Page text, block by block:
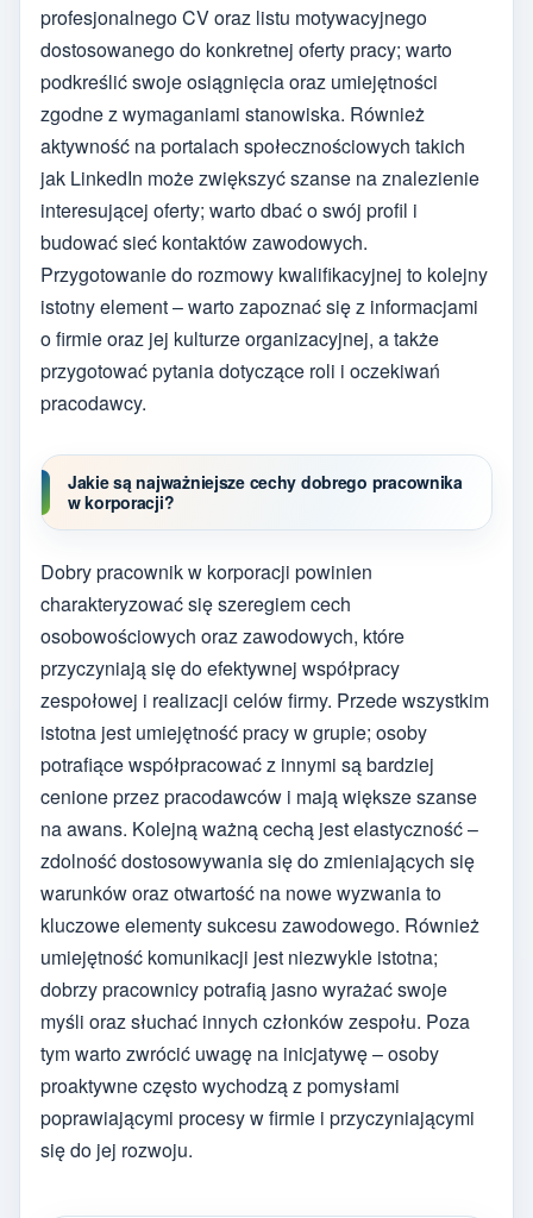
profesjonalnego CV oraz listu motywacyjnego
dostosowanego do konkretnej oferty pracy; warto
podkreślić swoje osiągnięcia oraz umiejętności
zgodne z wymaganiami stanowiska. Również
aktywność na portalach społecznościowych takich
jak LinkedIn może zwiększyć szanse na znalezienie
interesującej oferty; warto dbać o swój profil i
budować sieć kontaktów zawodowych.
Przygotowanie do rozmowy kwalifikacyjnej to kolejny
istotny element – warto zapoznać się z informacjami
o firmie oraz jej kulturze organizacyjnej, a także
przygotować pytania dotyczące roli i oczekiwań
pracodawcy.
Jakie są najważniejsze cechy dobrego pracownika
w korporacji?
Dobry pracownik w korporacji powinien
charakteryzować się szeregiem cech
osobowościowych oraz zawodowych, które
przyczyniają się do efektywnej współpracy
zespołowej i realizacji celów firmy. Przede wszystkim
istotna jest umiejętność pracy w grupie; osoby
potrafiące współpracować z innymi są bardziej
cenione przez pracodawców i mają większe szanse
na awans. Kolejną ważną cechą jest elastyczność –
zdolność dostosowywania się do zmieniających się
warunków oraz otwartość na nowe wyzwania to
kluczowe elementy sukcesu zawodowego. Również
umiejętność komunikacji jest niezwykle istotna;
dobrzy pracownicy potrafią jasno wyrażać swoje
myśli oraz słuchać innych członków zespołu. Poza
tym warto zwrócić uwagę na inicjatywę – osoby
proaktywne często wychodzą z pomysłami
poprawiającymi procesy w firmie i przyczyniającymi
się do jej rozwoju.